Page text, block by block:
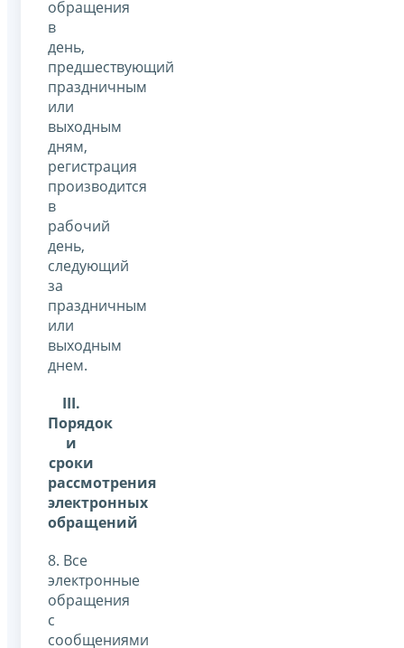
обращения
в
день,
предшествующий
праздничным
или
выходным
дням,
регистрация
производится
в
рабочий
день,
следующий
за
праздничным
или
выходным
днем.
III.
Порядок
и
сроки
рассмотрения
электронных
обращений
8. Все
электронные
обращения
с
сообщениями